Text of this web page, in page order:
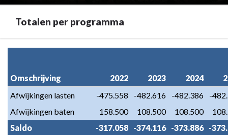
Totalen per programma
navigatie
Programma
Overhead
Omschrijving 2022 2023 2024
Afwijkingen lasten
-475.558 -482.616 -482.386
-
Afwijkingen baten
158.500 108.500 108.500
Saldo
-317.058 -374.116 -373.886 -